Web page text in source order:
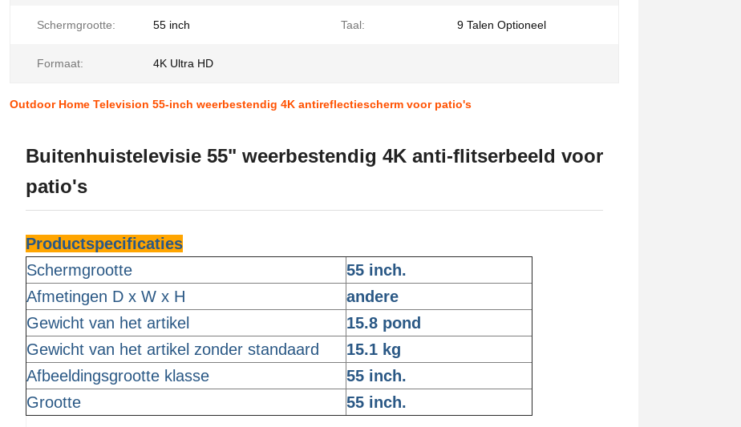
Schermgrootte: 55 inch Taal: 9 Talen Optioneel
Formaat: 4K Ultra HD
Outdoor Home Television 55-inch weerbestendig 4K antireflectiescherm voor patio's
Buitenhuistelevisie 55" weerbestendig 4K anti-flitserbeeld voor
patio's
Productspecificaties
Schermgrootte
55 inch.
Afmetingen D x W x H
andere
Gewicht van het artikel
15.8 pond
Gewicht van het artikel zonder standaard
15.1 kg
Afbeeldingsgrootte klasse
55 inch.
Grootte
55 inch.